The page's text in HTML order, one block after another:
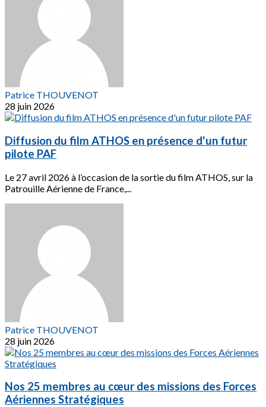
Patrice THOUVENOT
28 juin 2026
Diffusion du film ATHOS en présence d'un futur
pilote PAF
Le 27 avril 2026 à l’occasion de la sortie du film ATHOS, sur la
Patrouille Aérienne de France,...
Patrice THOUVENOT
28 juin 2026
Nos 25 membres au cœur des missions des Forces
Aériennes Stratégiques